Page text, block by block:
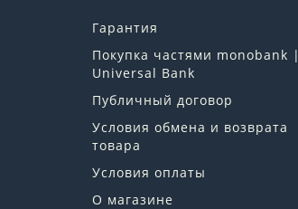
Гарантия
Покупка частями monobank |
Universal Bank
Публичный договор
Условия обмена и возврата
товара
Условия оплаты
О магазине